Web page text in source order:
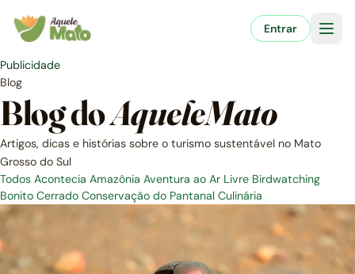
para
conteúdo
Entrar
Publicidade
Blog
Blog doAqueleMato
Artigos, dicas e histórias sobre o turismo sustentável no Mato
Grosso do Sul
Todos Acontecia Amazônia Aventura ao Ar Livre Birdwatching
Bonito Cerrado Conservação do Pantanal Culinária